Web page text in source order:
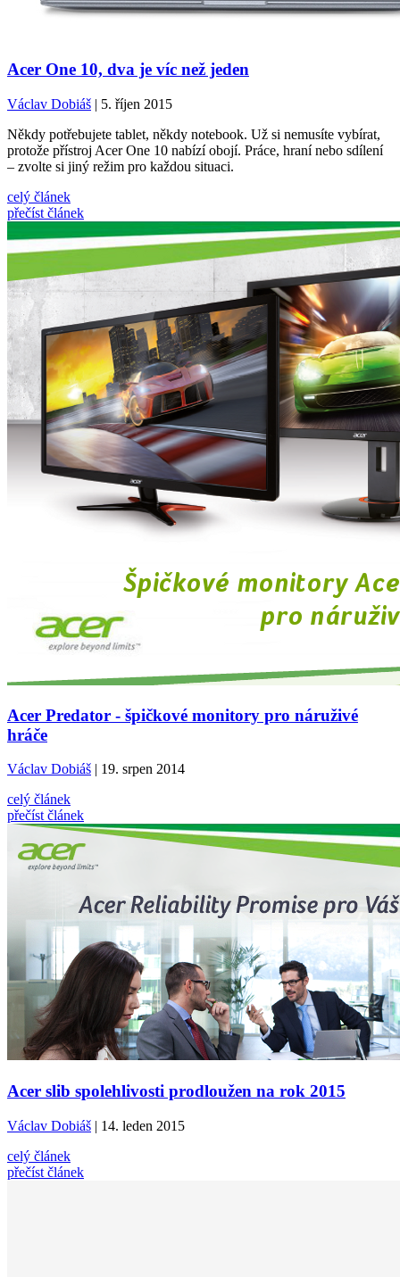
Acer One 10, dva je víc než jeden
Václav Dobiáš| 5. říjen 2015
Někdy potřebujete tablet, někdy notebook. Už si nemusíte vybírat,
protože přístroj Acer One 10 nabízí obojí. Práce, hraní nebo sdílení
– zvolte si jiný režim pro každou situaci.
celý článek
přečíst článek
Acer Predator - špičkové monitory pro náruživé
hráče
Václav Dobiáš| 19. srpen 2014
celý článek
přečíst článek
Acer slib spolehlivosti prodloužen na rok 2015
Václav Dobiáš| 14. leden 2015
celý článek
přečíst článek